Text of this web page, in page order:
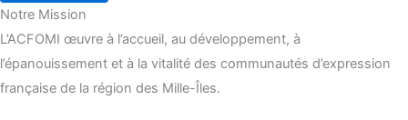
Notre Mission
L’ACFOMI œuvre à l’accueil, au développement, à
l’épanouissement et à la vitalité des communautés d’expression
française de la région des Mille-Îles.